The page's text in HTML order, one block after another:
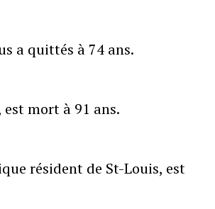
a quittés à 74 ans.
mort à 91 ans.
résident de St-Louis, est